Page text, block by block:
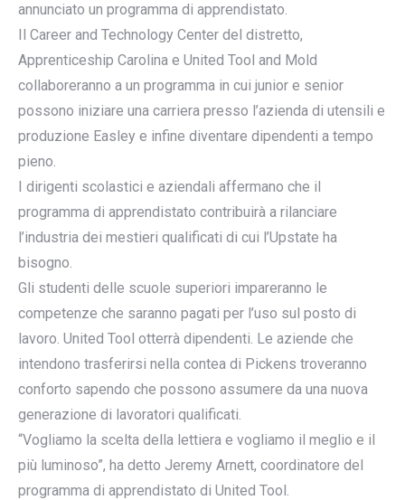
annunciato un programma di apprendistato.
Il Career and Technology Center del distretto,
Apprenticeship Carolina e United Tool and Mold
collaboreranno a un programma in cui junior e senior
possono iniziare una carriera presso l’azienda di utensili e
produzione Easley e infine diventare dipendenti a tempo
pieno.
I dirigenti scolastici e aziendali affermano che il
programma di apprendistato contribuirà a rilanciare
l’industria dei mestieri qualificati di cui l’Upstate ha
bisogno.
Gli studenti delle scuole superiori impareranno le
competenze che saranno pagati per l’uso sul posto di
lavoro. United Tool otterrà dipendenti. Le aziende che
intendono trasferirsi nella contea di Pickens troveranno
conforto sapendo che possono assumere da una nuova
generazione di lavoratori qualificati.
“Vogliamo la scelta della lettiera e vogliamo il meglio e il
più luminoso”, ha detto Jeremy Arnett, coordinatore del
programma di apprendistato di United Tool.